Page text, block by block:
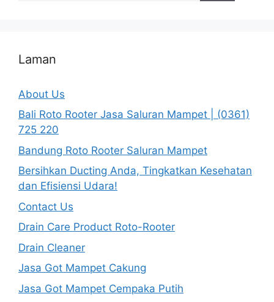
Laman
About Us
Bali Roto Rooter Jasa Saluran Mampet | (0361)
725 220
Bandung Roto Rooter Saluran Mampet
Bersihkan Ducting Anda, Tingkatkan Kesehatan
dan Efisiensi Udara!
Contact Us
Drain Care Product Roto-Rooter
Drain Cleaner
Jasa Got Mampet Cakung
Jasa Got Mampet Cempaka Putih